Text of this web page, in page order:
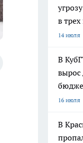
в трех
14 июля
В
вырос
16 июля
В